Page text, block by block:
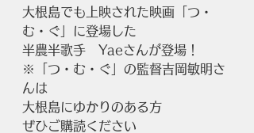
大根島でも上映された映画「つ・
む・ぐ」に登場した
半農半歌手　Yaeさんが登場！
※「つ・む・ぐ」の監督吉岡敏明さ
んは
大根島にゆかりのある方
ぜひご購読ください